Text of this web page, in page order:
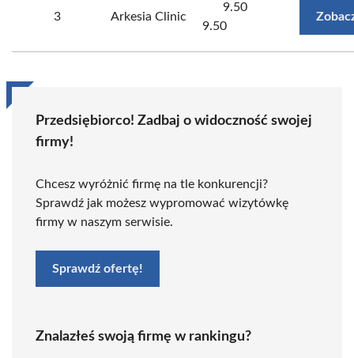
3 Arkesia Clinic
9.50
9.50
Przedsiębiorco! Zadbaj o widoczność swojej
firmy!
Chcesz wyróżnić firmę na tle konkurencji?
Sprawdź jak możesz wypromować wizytówkę
firmy w naszym serwisie.
Sprawdź ofertę!
Znalazłeś swoją firmę w rankingu?